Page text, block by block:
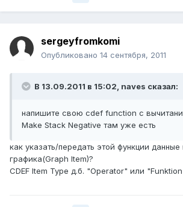
sergeyfromkomi
Опубликовано 14 сентября, 2011
В 13.09.2011 в 15:02, naves сказал:
напишите свою cdef function с
Make Stack Negative там уже есть
как указать/передать этой функции данные
графика(Graph Item)?
CDEF Item Type д.б. "Operator" или